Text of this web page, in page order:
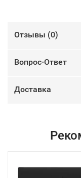
Отзывы (0)
Вопрос-Ответ
Доставка